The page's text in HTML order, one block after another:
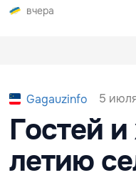
вчера
Gagauzinfo 5
Гостей
летию